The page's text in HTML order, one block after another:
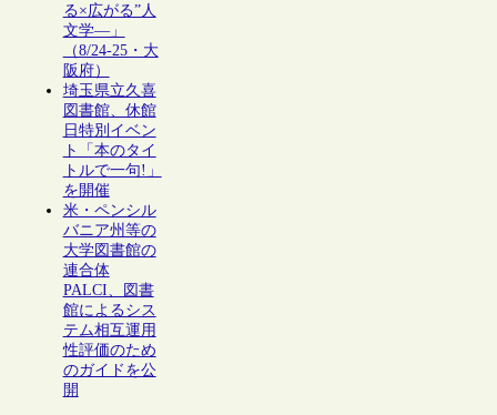
る×広がる”人
文学―」
（8/24-25・大
阪府）
埼玉県立久喜
図書館、休館
日特別イベン
ト「本のタイ
トルで一句!」
を開催
米・ペンシル
バニア州等の
大学図書館の
連合体
PALCI、図書
館によるシス
テム相互運用
性評価のため
のガイドを公
開